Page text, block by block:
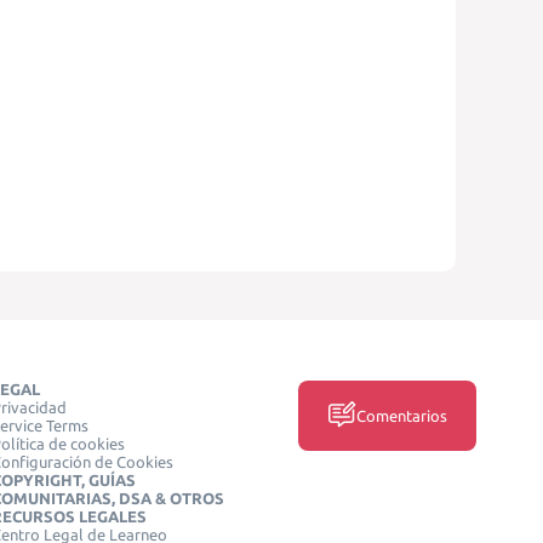
Terms
de cookies
de Cookies
GUÍAS
DSA & OTROS
LEGALES
Legal de Learneo
Comentarios